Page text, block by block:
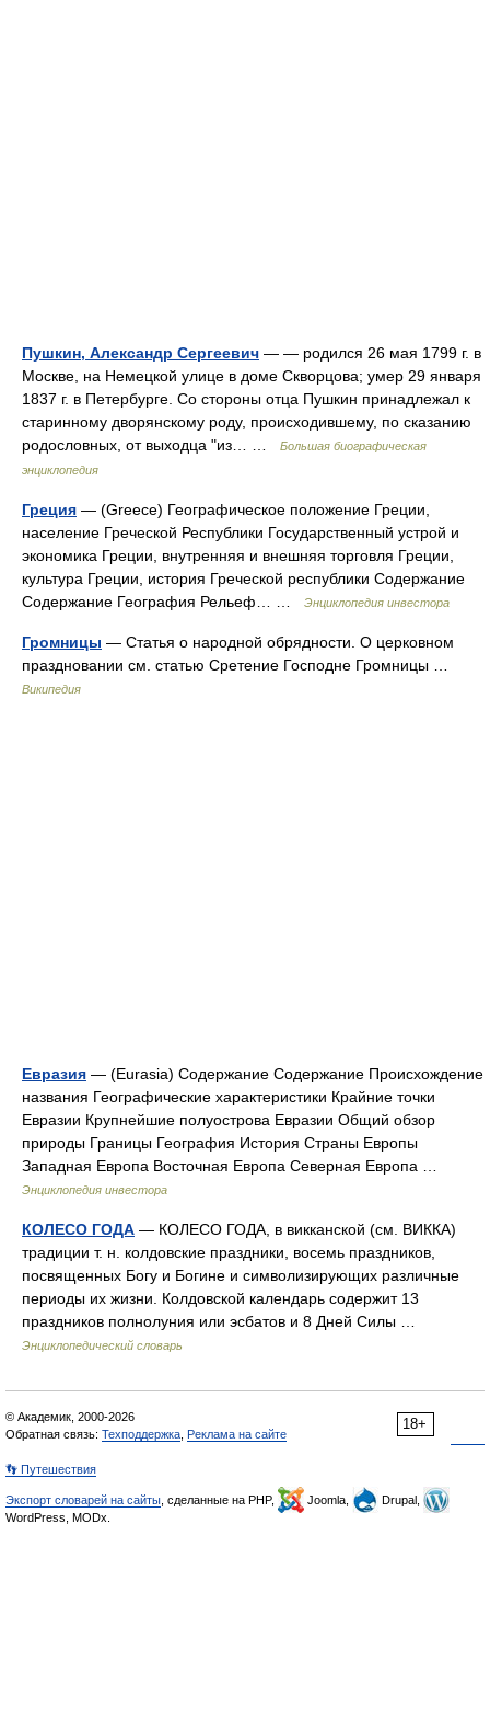
Пушкин, Александр Сергеевич — — родился 26 мая 1799 г. в
Москве, на Немецкой улице в доме Скворцова; умер 29 января
1837 г. в Петербурге. Со стороны отца Пушкин принадлежал к
старинному дворянскому роду, происходившему, по сказанию
родословных, от выходца "из… …
Большая биографическая
энциклопедия
Греция — (Greece) Географическое положение Греции,
население Греческой Республики Государственный устрой и
экономика Греции, внутренняя и внешняя торговля Греции,
культура Греции, история Греческой республики Содержание
Содержание География Рельеф… …
Энциклопедия инвестора
Громницы — Статья о народной обрядности. О церковном
праздновании см. статью Сретение Господне Громницы …
Википедия
Евразия — (Eurasia) Содержание Содержание Происхождение
названия Географические характеристики Крайние точки
Евразии Крупнейшие полуострова Евразии Общий обзор
природы Границы География История Страны Европы
Западная Европа Восточная Европа Северная Европа …
Энциклопедия инвестора
КОЛЕСО ГОДА — КОЛЕСО ГОДА, в викканской (см. ВИККА)
традиции т. н. колдовские праздники, восемь праздников,
посвященных Богу и Богине и символизирующих различные
периоды их жизни. Колдовской календарь содержит 13
праздников полнолуния или эсбатов и 8 Дней Силы …
Энциклопедический словарь
18+
© Академик, 2000-2026
Обратная связь: Техподдержка Реклама на сайте
👣 Путешествия
Экспорт словарей на сайты , сделанные на PHP, Joomla,
Drupal,
WordPress, MODx.